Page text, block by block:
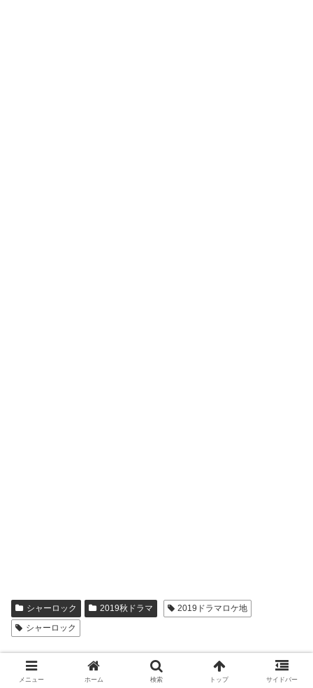
シャーロック 2019秋ドラマ
2019ドラマロケ地
シャーロック
シェアする
メニュー ホーム 検索 トップ サイドバー